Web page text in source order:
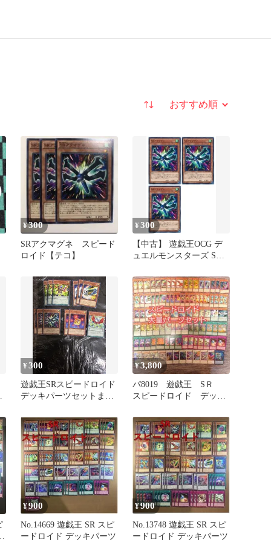
並び替え
¥300
SRアクマグネ スピード
ロイド【テコ】
¥300
【中古】 遊戯王OCG デ
ュエルモンスターズ SR
MACR-JP007 3枚セット
¥300
遊戯王SRスピードロイド
デッキパーツセットまと
¥3,800
パ8019 遊戯王 SＲ
スピードロイド デッ
¥900
No.14669 遊戯王 SR スピ
ードロイド デッキパーツ
¥900
No.13748 遊戯王 SR スピ
ードロイド デッキパーツ